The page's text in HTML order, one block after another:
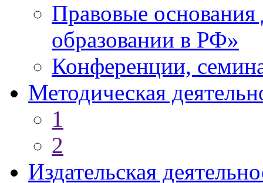
Правовые
образовании в РФ»
Конференции,
Методическая
1
2
Издательская